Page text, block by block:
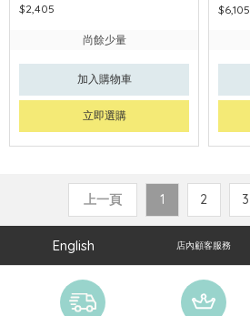
$2,405
尚餘少量
加入購物車
立即選購
$6,105
上一頁 1 2 3
English 店內顧客服務